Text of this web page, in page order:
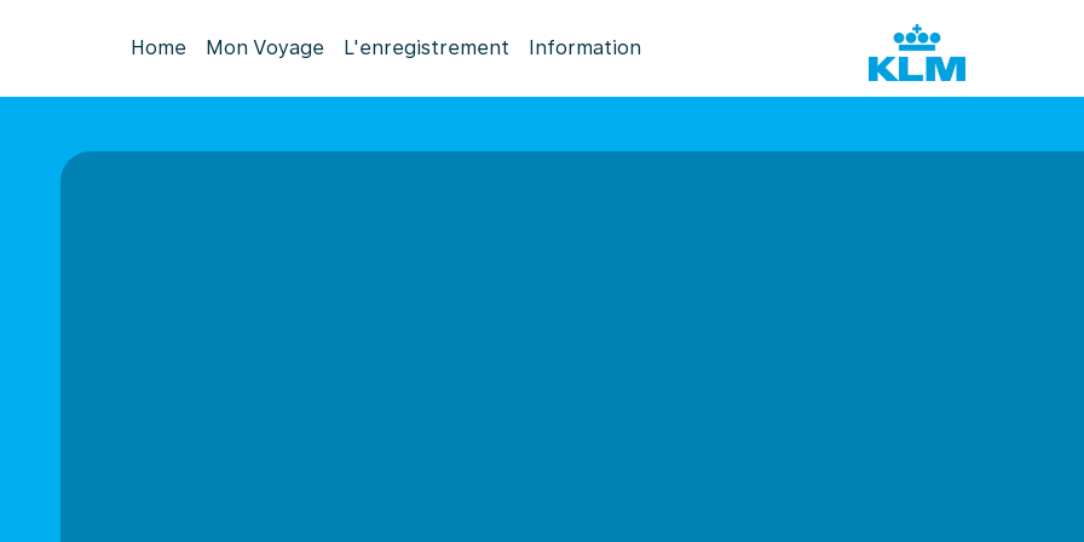
Home Mon Voyage L'enregistrement Information